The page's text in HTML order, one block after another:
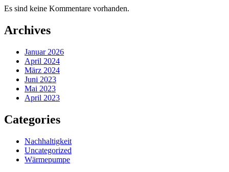
Es sind keine Kommentare vorhanden.
Archives
Januar 2026
April 2024
März 2024
Juni 2023
Mai 2023
April 2023
Categories
Nachhaltigkeit
Uncategorized
Wärmepumpe